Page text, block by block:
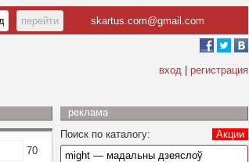
skartus.com@gmail.com
вход регистрация
70
реклама
Поиск по каталогу:
Акции